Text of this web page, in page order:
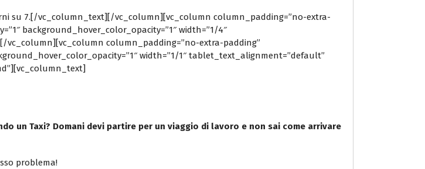
su 7.[/vc_column_text][/vc_column][vc_column column_padding=”no-extra-
background_hover_color_opacity=”1″ width=”1/4″
column_padding=”no-extra-padding”
width=”1/1″ tablet_text_alignment=”default”
un Taxi? Domani devi partire per un viaggio di lavoro e non sai come arrivare
problema!